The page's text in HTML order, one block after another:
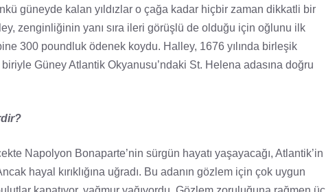
güneyde kalan yıldızlar o çağa kadar hiçbir zaman dikkatli bir
zenginliğinin yanı sıra ileri görüşlü de olduğu için oğlunu ilk
300 poundluk ödenek koydu. Halley, 1676 yılında birleşik
Güney Atlantik Okyanusu’ndaki St. Helena adasına doğru
Napolyon Bonaparte’nin sürgün hayatı yaşayacağı, Atlantik’in
hayal kırıklığına uğradı. Bu adanın gözlem için çok uygun